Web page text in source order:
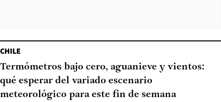
CHILE
Termómetros bajo cero, aguanieve y vientos:
qué esperar del variado escenario
meteorológico para este fin de semana